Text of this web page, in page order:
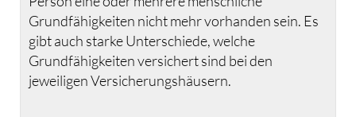
Grundfähigkeiten nicht mehr vorhanden sein. Es
gibt auch starke Unterschiede, welche
Grundfähigkeiten versichert sind bei den
jeweiligen Versicherungshäusern.